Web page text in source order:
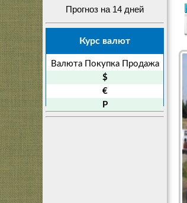
Прогноз на 14 дней
Курс валют
Валюта Покупка
Продажа
$
€
P